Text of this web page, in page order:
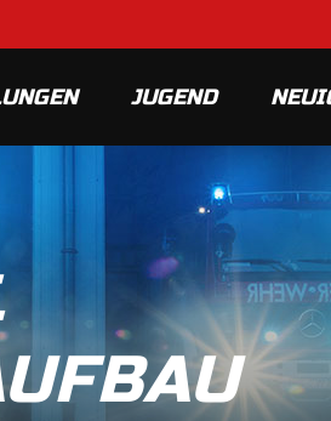
JUGEND